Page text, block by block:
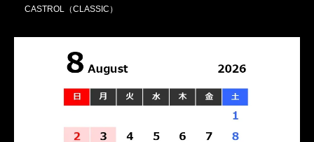
CASTROL（CLASSIC）